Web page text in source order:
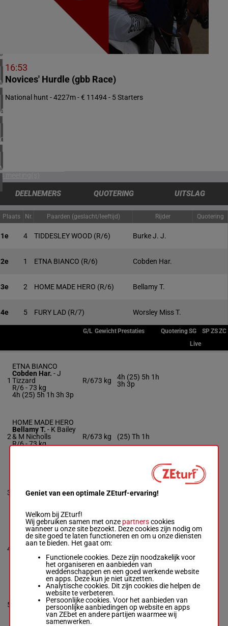
VERENIGDE ARABISCHE EMIRATEN
1 meeting(s)
VERENIGD KONINKRIJK
5 meeting(s)
ARGENTINIË
1 meeting(s)
CHILI
1 meeting(s)
VERENIGDE STATEN
4 meeting(s)
16:53
Novices' Hurdle (gbb Race)
National hunt - 4227m - € 11494 - 5 Starters
DEELNEMERS QUOTERING UITSLAG
Plaats Nr. Paarden (geslacht/leeftijd) Rijder Quotering
1e 4 TIDDESLEY WOOD (R/6) Burke J. J.
2e 1 ETNA BIANCO (R/6) Cobden Har.
3e 2 HOME MADE HERO (R/6) Bellamy T.
4e 5 FURY LAD (R/7) Worsley Miss T.
G/L Gewicht Prestaties QuoteringSG SPZSZC
Live
1
ETNA BIANCO
Cobden Har. -J
Tizzard
R/6 -73 kg
4h (25) 5h 1h 3h 3p
R/673 kg
4h (25) 5h 1h
3h 3p
2
HOME MADE HERO
Bellamy T. - K Bailey
& M Nicholls
R/6 -73 kg
R/673 kg (25) Th 1h
3
J Henderson
R/573 kg (25) 1h 2h
4
TIDDESLEY WOOD
Burke J. J.-F O'brien
4h (25) 3h 1h 3h 6p
R/6
5
Worsley Miss T.-R
68.5 kg
(25) Ah Ah (24) 6p
R/768.5
kg
(25) Ah Ah
(24) 6p
Geniet van een optimale ZEturf-ervaring!
Welkom bij ZEturf!
Wij gebruiken samen met onze partnerscookies
wanneer u onze site bezoekt. Deze cookies zijn nodig om
de site goed te laten functioneren en om u onze diensten
aan te bieden. Het gaat om:
Functionele cookies. Deze zijn noodzakelijk voor
het organiseren en aanbieden van
weddenschappen en een goed werkende website
en apps. Deze kun je niet uitzetten.
Analytische cookies. Dit zijn cookies die helpen de
website te verbeteren.
Persoonlijke cookies. Voor het aanbieden van
persoonlijke aanbiedingen op website en apps
van ZEbet en andere partijen waarmee wij
samenwerken.